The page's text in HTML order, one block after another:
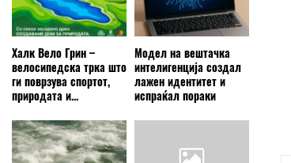
Халк Вело Грин –
велосипедска трка што
ги поврзува спортот,
природата и...
Модел на вештачка
интелигенција создал
лажен идентитет и
испраќал пораки